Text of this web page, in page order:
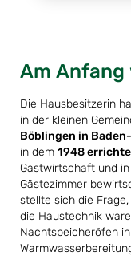
Am Anfang
Die Hausbesitzerin
in der kleinen
Böblingen in
in dem 1948
Gastwirtschaft und
Gästezimmer
stellte sich die
die Haustechnik
Nachtspeicheröfen